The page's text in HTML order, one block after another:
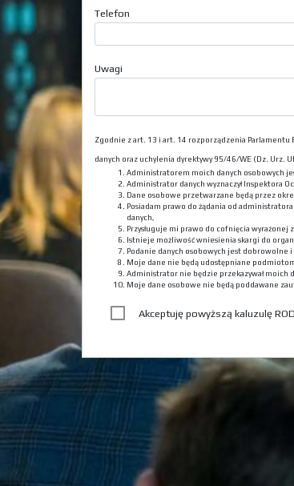
Telefon
Uwagi
Zgodnie z art. 13 i art. 14 rozporządzenia Parlamentu
danych oraz uchylenia dyrektywy 95/46/WE (Dz. Urz.
Administratorem moich danych osobowych
Administrator danych wyznaczył Inspektora
Dane osobowe przetwarzane będą przez
Posiadam prawo do żądania od
danych,
Przysługuje mi prawo do cofnięcia
Istnieje możliwość wniesienia skargi do
Podanie danych osobowych jest dobrowolne
Moje dane nie będą udostępniane
Administrator nie będzie przekazywał moich
Moje dane osobowe nie będą poddawane
Akceptuję powyższą kaluzulę